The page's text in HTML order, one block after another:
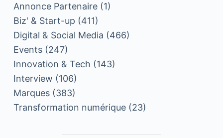
Annonce Partenaire(1)
Biz' & Start-up (411)
Digital & Social Media (466)
Events(247)
Innovation & Tech (143)
Interview (106)
Marques(383)
Transformation numérique(23)